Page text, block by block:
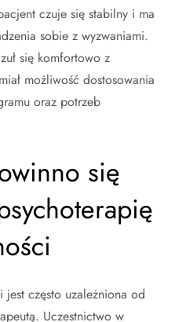
czuje się stabilny i ma
sobie z wyzwaniami.
się komfortowo z
możliwość dostosowania
oraz potrzeb
się
jest często uzależniona od
Uczestnictwo w